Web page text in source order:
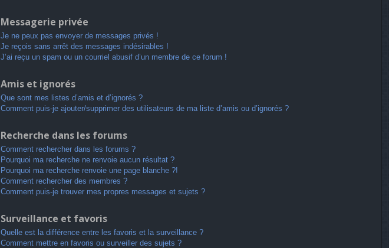
Messagerie privée
Je ne peux pas envoyer de messages privés !
Je reçois sans arrêt des messages indésirables !
J’ai reçu un spam ou un courriel abusif d’un membre de ce forum !
Amis et ignorés
Que sont mes listes d’amis et d’ignorés ?
Comment puis-je ajouter/supprimer des utilisateurs de ma liste d’amis ou d’ignorés ?
Recherche dans les forums
Comment rechercher dans les forums ?
Pourquoi ma recherche ne renvoie aucun résultat ?
Pourquoi ma recherche renvoie une page blanche ?!
Comment rechercher des membres ?
Comment puis-je trouver mes propres messages et sujets ?
Surveillance et favoris
Quelle est la différence entre les favoris et la surveillance ?
Comment mettre en favoris ou surveiller des sujets ?